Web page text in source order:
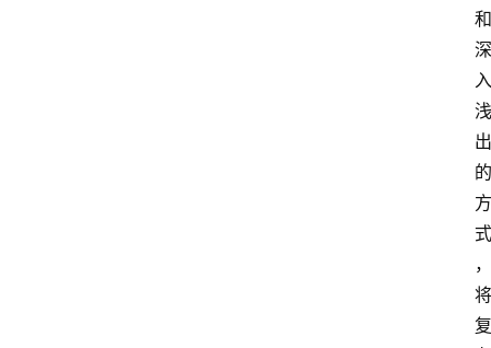
和
深
入
浅
出
的
方
式
，
将
复